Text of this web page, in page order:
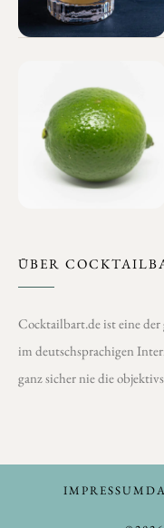
ÜBER
Cocktailbart.de ist eine
im deutschsprachigen
ganz sicher nie die
IMPRESSUM